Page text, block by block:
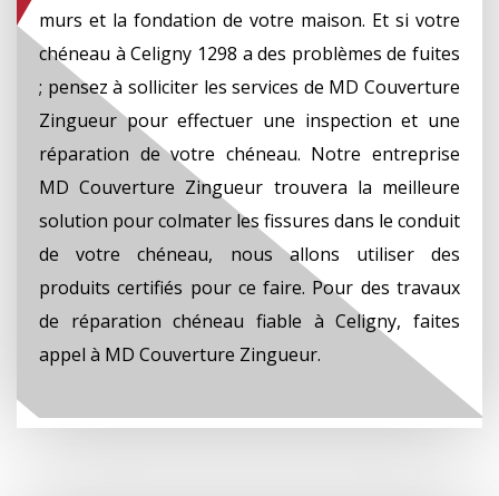
murs et la fondation de votre maison. Et si votre
chéneau à Celigny 1298 a des problèmes de fuites
; pensez à solliciter les services de MD Couverture
Zingueur pour effectuer une inspection et une
réparation de votre chéneau. Notre entreprise
MD Couverture Zingueur trouvera la meilleure
solution pour colmater les fissures dans le conduit
de votre chéneau, nous allons utiliser des
produits certifiés pour ce faire. Pour des travaux
de réparation chéneau fiable à Celigny, faites
appel à MD Couverture Zingueur.